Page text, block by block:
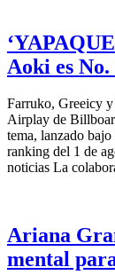
Aoki es
Farruko, Greeicy
Airplay de
tema, lanzado
ranking del 1 de
noticias La
Ariana
mental